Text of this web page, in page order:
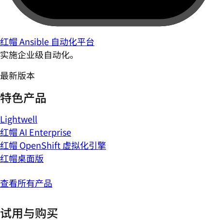
红帽 Ansible 自动化平台
实施企业级自动化。
最新版本
特色产品
Lightwell
红帽 AI Enterprise
红帽 OpenShift 虚拟化引擎
红帽桌面版
查看所有产品
试用与购买